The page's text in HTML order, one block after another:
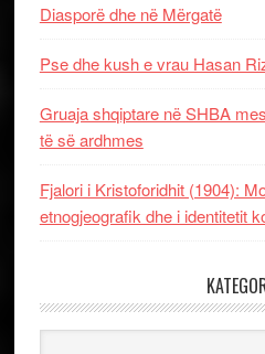
Diasporë dhe në Mërgatë
Pse dhe kush e vrau Hasan
Gruaja shqiptare në SHBA
të së ardhmes
Fjalori i Kristoforidhit (1904):
etnogjeografik dhe i identitetit